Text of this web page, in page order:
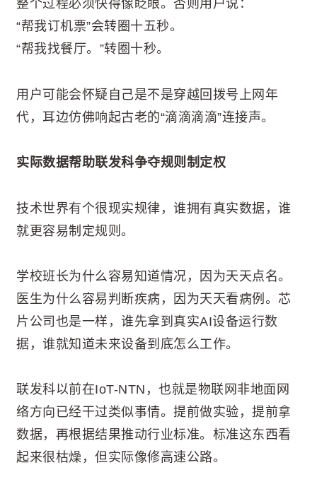
整个过程必须快得像眨眼。否则用户说：
“帮我订机票”会转圈十五秒。
“帮我找餐厅。”转圈十秒。
用户可能会怀疑自己是不是穿越回拨号上网年
代，耳边仿佛响起古老的“滴滴滴滴”连接声。
实际数据帮助联发科争夺规则制定权
技术世界有个很现实规律，谁拥有真实数据，谁
就更容易制定规则。
学校班长为什么容易知道情况，因为天天点名。
医生为什么容易判断疾病，因为天天看病例。芯
片公司也是一样，谁先拿到真实AI设备运行数
据，谁就知道未来设备到底怎么工作。
联发科以前在IoT-NTN，也就是物联网非地面网
络方向已经干过类似事情。提前做实验，提前拿
数据，再根据结果推动行业标准。标准这东西看
起来很枯燥，但实际像修高速公路。